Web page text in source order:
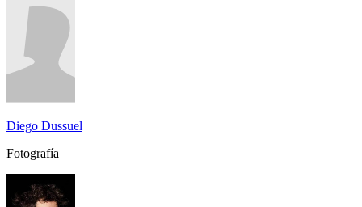
Diego Dussuel
Fotografía